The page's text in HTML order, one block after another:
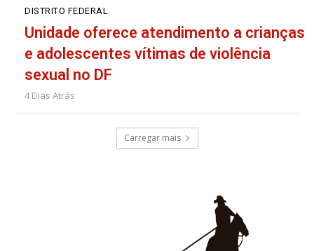
DISTRITO FEDERAL
Unidade oferece atendimento a crianças
e adolescentes vítimas de violência
sexual no DF
4 Dias Atrás
Carregar mais